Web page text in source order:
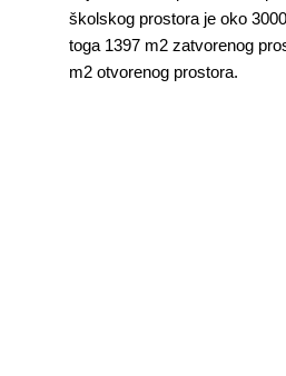
školskog prostora je oko
toga 1397 m2 zatvorenog
m2 otvorenog prostora.